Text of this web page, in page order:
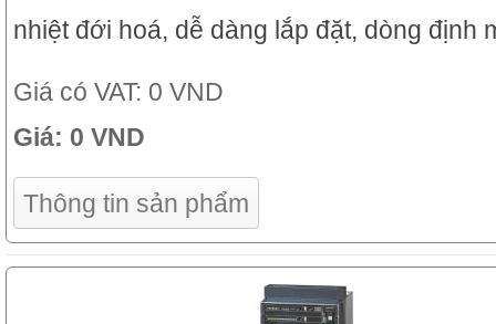
nhiệt đới hoá, dễ dàng lắp đặt, dòng định
Giá có VAT: 0 VND
Giá: 0 VND
Thông tin sản phẩm